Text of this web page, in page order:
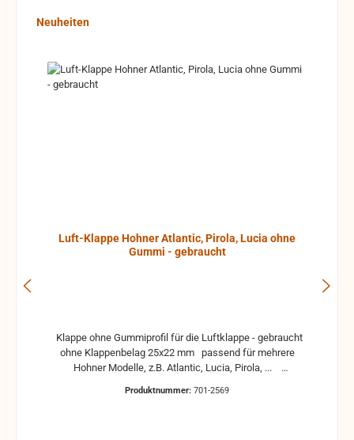
Produktgalerie überspringen
Neuheiten
Luft-Klappe Hohner Atlantic, Pirola, Lucia ohne
Gummi - gebraucht
ohne Klappenbelag 25x22 mm passend für mehrere
Hohner Modelle, z.B. Atlantic, Lucia, Pirola, ...
Produktnummer: 701-2569